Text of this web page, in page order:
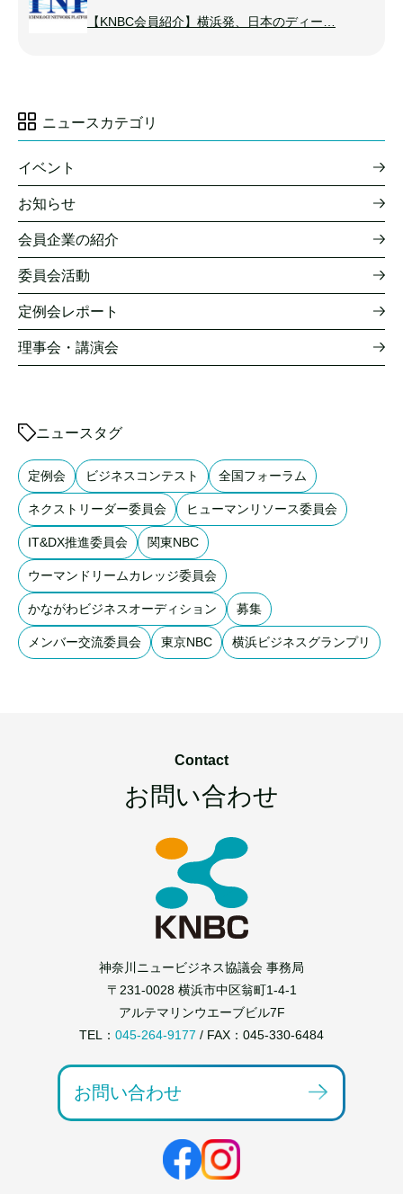
【KNBC会員紹介】横浜発、日本のディー…
ニュースカテゴリ
イベント
お知らせ
会員企業の紹介
委員会活動
定例会レポート
理事会・講演会
ニュースタグ
定例会 ビジネスコンテスト 全国フォーラム
ネクストリーダー委員会 ヒューマンリソース委員会
IT&DX推進委員会 関東NBC
ウーマンドリームカレッジ委員会
かながわビジネスオーディション 募集
メンバー交流委員会 東京NBC 横浜ビジネスグランプリ
Contact
お問い合わせ
神奈川ニュービジネス協議会 事務局
〒231-0028 横浜市中区翁町1-4-1
アルテマリンウエーブビル7F
TEL： 045-264-9177 / FAX：045-330-6484
お問い合わせ